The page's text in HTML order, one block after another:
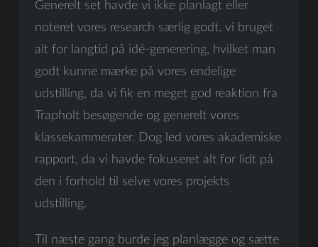
Generelt set havde vi ikke planlagt eller
noteret vores research særlig godt, vi bruget
alt for langtid på idé-generering, hvilket man
godt kunne mærke på vores endelige
udstilling, da vi fik en meget god reaktion fra
Trapholt besøgende og generelt vores
klassekammerater. Dog led vores akademiske
rapport, da vi havde fokuseret alt for lidt på
den i forhold til selve vores projekts
udstilling.
Til næste gang burde jeg planlægge og sætte